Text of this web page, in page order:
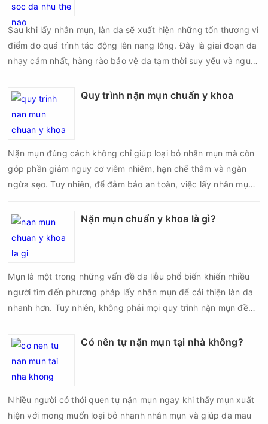
Sau khi lấy nhân mụn, làn da sẽ xuất hiện những tổn thương vi
điểm do quá trình tác động lên nang lông. Đây là giai đoạn da
nhạy cảm nhất, hàng rào bảo vệ da tạm thời suy yếu và nguy
nếu chăm sóc không đúng cách. Chính vì vậy, việc chăm sóc
Quy trình nặn mụn chuẩn y khoa
Nặn mụn đúng cách không chỉ giúp loại bỏ nhân mụn mà còn
góp phần giảm nguy cơ viêm nhiễm, hạn chế thâm và ngăn
ngừa sẹo. Tuy nhiên, để đảm bảo an toàn, việc lấy nhân mụn
đủ các bước vô khuẩn và chăm sóc sau điều trị.
Nặn mụn chuẩn y khoa là gì?
Mụn là một trong những vấn đề da liễu phổ biến khiến nhiều
người tìm đến phương pháp lấy nhân mụn để cải thiện làn da
nhanh hơn. Tuy nhiên, không phải mọi quy trình nặn mụn đều
sai kỹ thuật hoặc lấy nhân mụn không đúng thời điểm, làn da
Có nên tự nặn mụn tại nhà không?
Nhiều người có thói quen tự nặn mụn ngay khi thấy mụn xuất
hiện với mong muốn loại bỏ nhanh nhân mụn và giúp da mau